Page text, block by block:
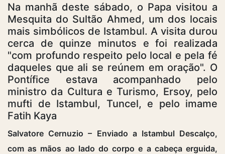
Na manhã deste sábado, o Papa visitou a
Mesquita do Sultão Ahmed, um dos locais
mais simbólicos de Istambul. A visita durou
cerca de quinze minutos e foi realizada
"com profundo respeito pelo local e pela fé
daqueles que ali se reúnem em oração". O
Pontífice estava acompanhado pelo
ministro da Cultura e Turismo, Ersoy, pelo
mufti de Istambul, Tuncel, e pelo imame
Fatih Kaya
Salvatore Cernuzio – Enviado a Istambul Descalço,
com as mãos ao lado do corpo e a cabeça erguida,